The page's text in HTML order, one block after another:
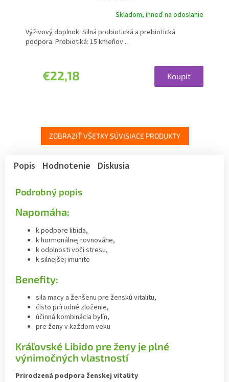
Skladom, ihneď na odoslanie
€22,18 Koupit
Výživový doplnok. Silná probiotická a prebiotická
podpora. Probiotiká: 15 kmeňov...
ZOBRAZIŤ VŠETKY SÚVISIACE PRODUKTY
Popis Hodnotenie Diskusia
Podrobný popis
Napomáha:
k podpore libida,
k hormonálnej rovnováhe,
k odolnosti voči stresu,
k silnejšej imunite
Benefity:
sila macy a ženšenu pre ženskú vitalitu,
čisto prírodné zloženie,
účinná kombinácia bylín,
pre ženy v každom veku
Kráľovské Libido pre ženy je plné
výnimočných vlastností
Prirodzená podpora ženskej vitality